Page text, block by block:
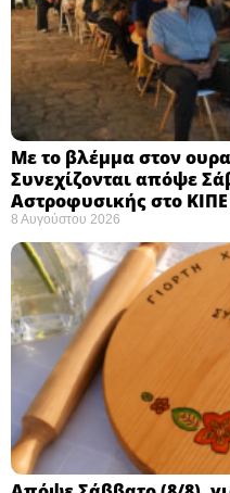
Με το βλέμμα στον
Συνεχίζονται απόψε
Αστροφυσικής στο
8 Αυγούστου 2026